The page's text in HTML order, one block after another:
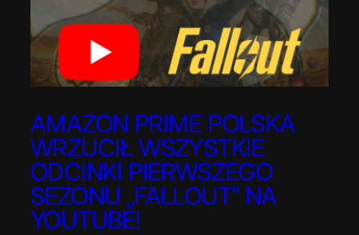
AMAZON PRIME POLSKA
WRZUCIŁ WSZYSTKIE
ODCINKI PIERWSZEGO
SEZONU „FALLOUT” NA
YOUTUBE!